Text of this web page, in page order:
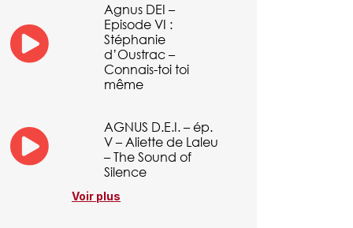
Agnus DEI –
Episode VI :
Stéphanie
d’Oustrac –
Connais-toi toi
même
AGNUS D.E.I. – ép.
V – Aliette de Laleu
– The Sound of
Silence
Voir plus